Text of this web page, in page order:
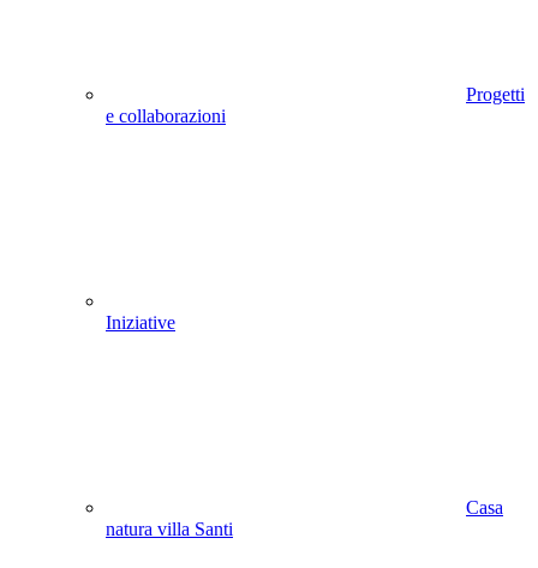
Progetti
e collaborazioni
Iniziative
Casa
natura villa Santi